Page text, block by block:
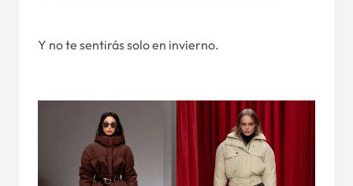
Y no te sentirás solo en invierno.